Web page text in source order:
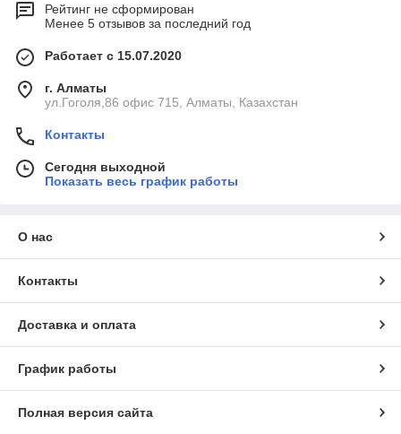
Рейтинг не сформирован
Менее 5 отзывов за последний год
Работает с 15.07.2020
г. Алматы
ул.Гоголя,86 офис 715, Алматы, Казахстан
Контакты
Сегодня выходной
Показать весь график работы
О нас
Контакты
Доставка и оплата
График работы
Полная версия сайта